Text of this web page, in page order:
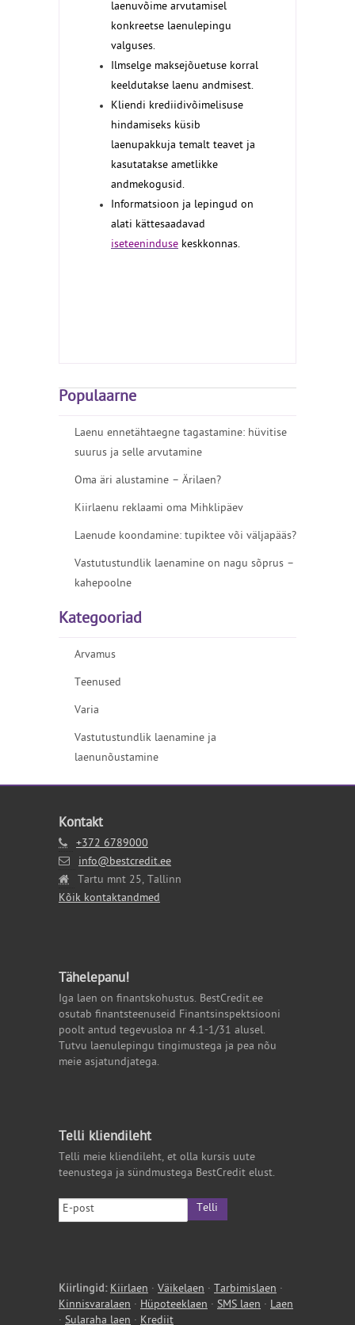
laenuvõime arvutamisel
konkreetse laenulepingu
valguses.
Ilmselge maksejõuetuse korral
keeldutakse laenu andmisest.
Kliendi krediidivõimelisuse
hindamiseks küsib
laenupakkuja temalt teavet ja
kasutatakse ametlikke
andmekogusid.
Informatsioon ja lepingud on
alati kättesaadavad
iseteeninduse keskkonnas.
Populaarne
Laenu ennetähtaegne tagastamine: hüvitise
suurus ja selle arvutamine
Oma äri alustamine – Ärilaen?
Kiirlaenu reklaami oma Mihklipäev
Laenude koondamine: tupiktee või väljapääs?
Vastutustundlik laenamine on nagu sõprus –
kahepoolne
Kategooriad
Arvamus
Teenused
Varia
Vastutustundlik laenamine ja
laenunõustamine
Kontakt
+372 6789000
info@bestcredit.ee
Tartu mnt 25, Tallinn
Kõik kontaktandmed
Tähelepanu!
Iga laen on finantskohustus. BestCredit.ee
osutab finantsteenuseid Finantsinspektsiooni
poolt antud tegevusloa nr 4.1-1/31 alusel.
Tutvu laenulepingu tingimustega ja pea nõu
meie asjatundjatega.
Telli kliendileht
Telli meie kliendileht, et olla kursis uute
teenustega ja sündmustega BestCredit elust.
Telli
Kiirlingid: Kiirlaen · Väikelaen · Tarbimislaen ·
Kinnisvaralaen · Hüpoteeklaen · SMS laen · Laen
· Sularaha laen · Krediit